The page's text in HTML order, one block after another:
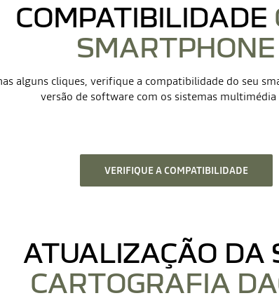
COMPATIBILIDADE
SMARTPHONE
alguns cliques, verifique a compatibilidade do seu
versão de software com os sistemas multimédia
VERIFIQUE A COMPATIBILIDADE
ATUALIZAÇÃO DA
CARTOGRAFIA